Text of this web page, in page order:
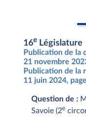
16e Législature
Publication de la
21 novembre
Publication de la
11 juin 2024,
Question de :
Savoie (2e